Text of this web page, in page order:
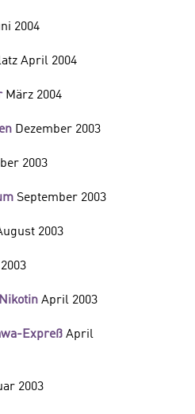
2004
April 2004
März 2004
Dezember 2003
2003
September 2003
2003
April 2003
Expreß April
2003